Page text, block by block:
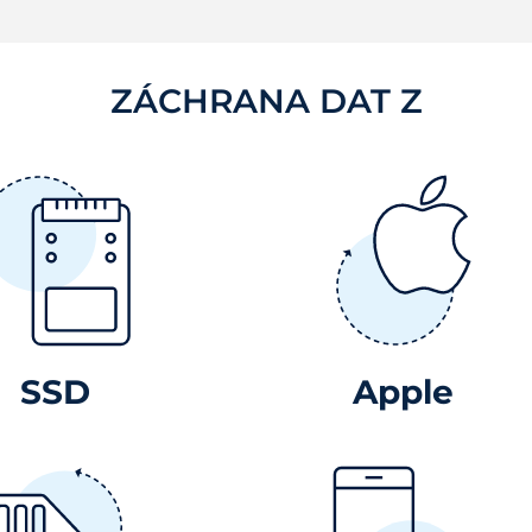
ZÁCHRANA DAT Z
SSD Apple